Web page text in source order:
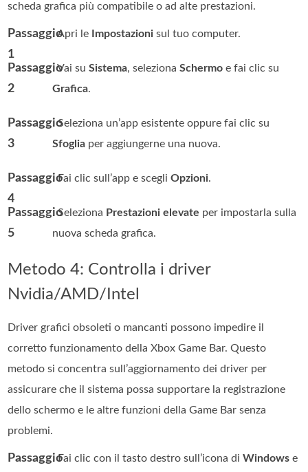
scheda grafica più compatibile o ad alte prestazioni.
Passaggio
1
. Apri le Impostazioni sul tuo computer.
Passaggio
2
. Vai suSistema, selezionaSchermo e fai clic su
Grafica.
Passaggio
3
. Seleziona un’app esistente oppure fai clic su
Sfoglia per aggiungerne una nuova.
Passaggio
4
. Fai clic sull’app e scegliOpzioni.
Passaggio
5
. Seleziona Prestazioni elevate per impostarla sulla
nuova scheda grafica.
Metodo 4: Controlla i driver
Nvidia/AMD/Intel
Driver grafici obsoleti o mancanti possono impedire il
corretto funzionamento della Xbox Game Bar. Questo
metodo si concentra sull’aggiornamento dei driver per
assicurare che il sistema possa supportare la registrazione
dello schermo e le altre funzioni della Game Bar senza
problemi.
Passaggio. Fai clic con il tasto destro sull’icona diWindows e